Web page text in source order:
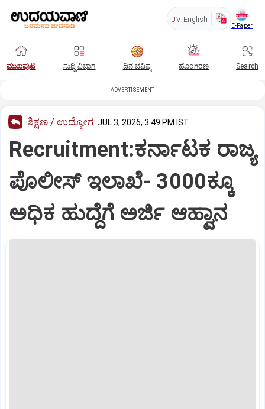
UV English
E-Paper
ಮುಖಪುಟ ಸುದ್ದಿ ವಿಭಾಗ ದಿನ ಭವಿಷ್ಯ ಹೊಂಗಿರಣ Search
ADVERTISEMENT
ಶಿಕ್ಷಣ / ಉದ್ಯೋಗ JUL 3, 2026, 3:49 PM IST
Recruitment:ಕರ್ನಾಟಕ ರಾಜ್ಯ
ಪೊಲೀಸ್‌ ಇಲಾಖೆ- 3000ಕ್ಕೂ
ಅಧಿಕ ಹುದ್ದೆಗೆ ಅರ್ಜಿ ಆಹ್ವಾನ